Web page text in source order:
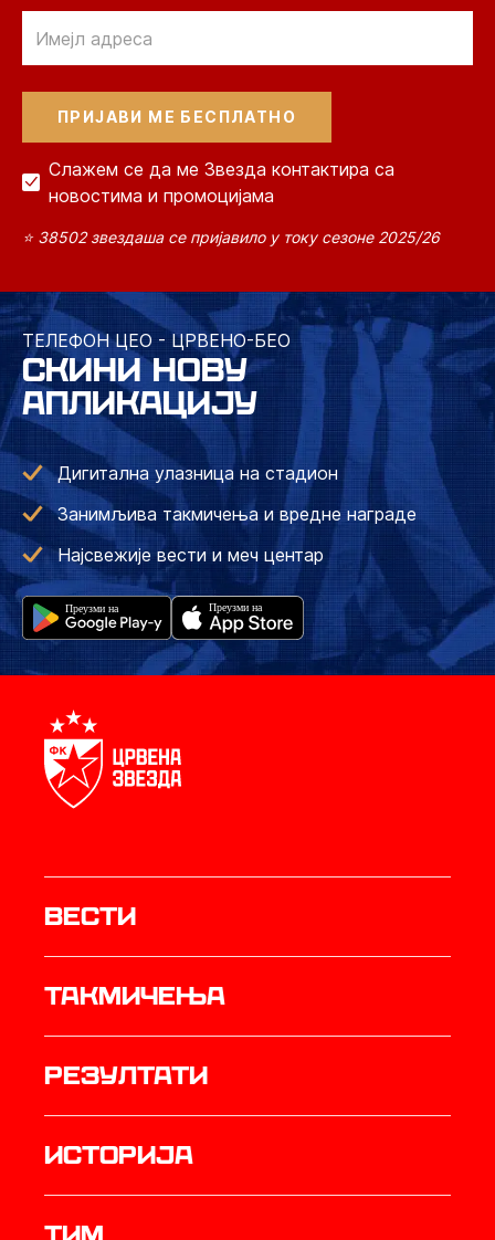
Слажем се да ме Звезда контактира са
новостима и промоцијама
⭐ 38502 звездаша се пријавило у току сезоне 2025/26
ТЕЛЕФОН ЦЕО - ЦРВЕНО-БЕО
СКИНИ НОВУ
АПЛИКАЦИЈУ
Дигитална улазница на стадион
Занимљива такмичења и вредне награде
Најсвежије вести и меч центар
Вести
Такмичења
резултати
историја